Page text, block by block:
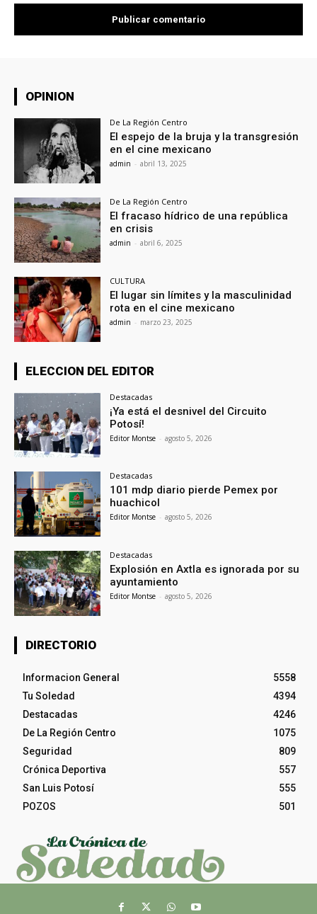
OPINION
De La Región Centro
El espejo de la bruja y la transgresión
en el cine mexicano
admin - abril 13, 2025
De La Región Centro
El fracaso hídrico de una república
en crisis
admin - abril 6, 2025
CULTURA
El lugar sin límites y la masculinidad
rota en el cine mexicano
admin - marzo 23, 2025
ELECCION DEL EDITOR
Destacadas
¡Ya está el desnivel del Circuito
Potosí!
Editor Montse - agosto 5, 2026
Destacadas
101 mdp diario pierde Pemex por
huachicol
Editor Montse - agosto 5, 2026
Destacadas
Explosión en Axtla es ignorada por su
ayuntamiento
Editor Montse - agosto 5, 2026
DIRECTORIO
Informacion General
5558
Tu Soledad
4394
Destacadas
4246
De La Región Centro
1075
Seguridad
809
Crónica Deportiva
557
San Luis Potosí
555
POZOS
501